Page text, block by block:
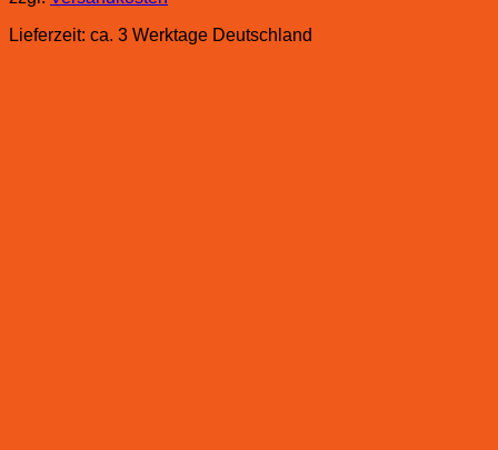
Lieferzeit: ca. 3 Werktage Deutschland